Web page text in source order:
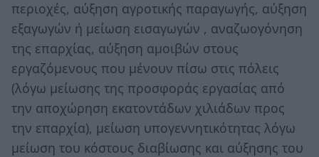
περιοχές, αύξηση αγροτικής παραγωγής, αύξηση
εξαγωγών ή μείωση εισαγωγών , αναζωογόνηση
της επαρχίας, αύξηση αμοιβών στους
εργαζόμενους που μένουν πίσω στις πόλεις
(λόγω μείωσης της προσφοράς εργασίας από
την αποχώρηση εκατοντάδων χιλιάδων προς
την επαρχία), μείωση υπογεννητικότητας λόγω
μείωση του κόστους διαβίωσης και αύξησης του